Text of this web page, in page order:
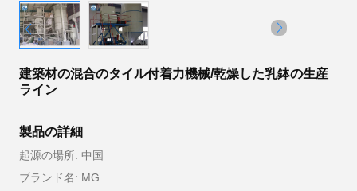
建築材の混合のタイル付着力機械/乾燥した乳鉢の生産
ライン
製品の詳細
起源の場所: 中国
ブランド名: MG